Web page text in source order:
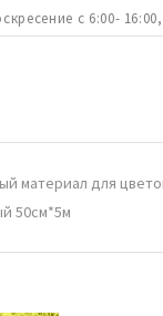
с 6:00-
материал для
50см*5м